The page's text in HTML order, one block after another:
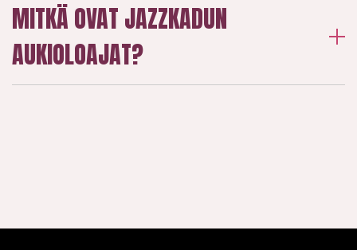
MITKÄ OVAT JAZZKADUN
AUKIOLOAJAT?